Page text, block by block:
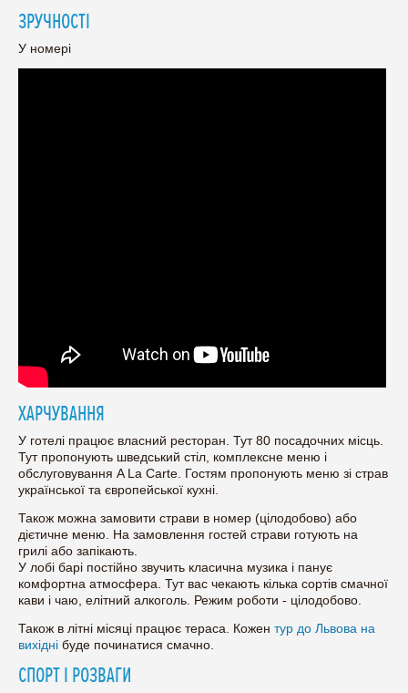
ЗРУЧНОСТІ
У номері
ХАРЧУВАННЯ
У готелі працює власний ресторан. Тут 80 посадочних місць.
Тут пропонують шведський стіл, комплексне меню і
обслуговування A La Carte. Гостям пропонують меню зі страв
української та європейської кухні.
Також можна замовити страви в номер (цілодобово) або
дієтичне меню. На замовлення гостей страви готують на
грилі або запікають.
У лобі барі постійно звучить класична музика і панує
комфортна атмосфера. Тут вас чекають кілька сортів смачної
кави і чаю, елітний алкоголь. Режим роботи - цілодобово.
Також в літні місяці працює тераса. Кожен тур до Львова на
вихідні буде починатися смачно.
СПОРТ І РОЗВАГИ